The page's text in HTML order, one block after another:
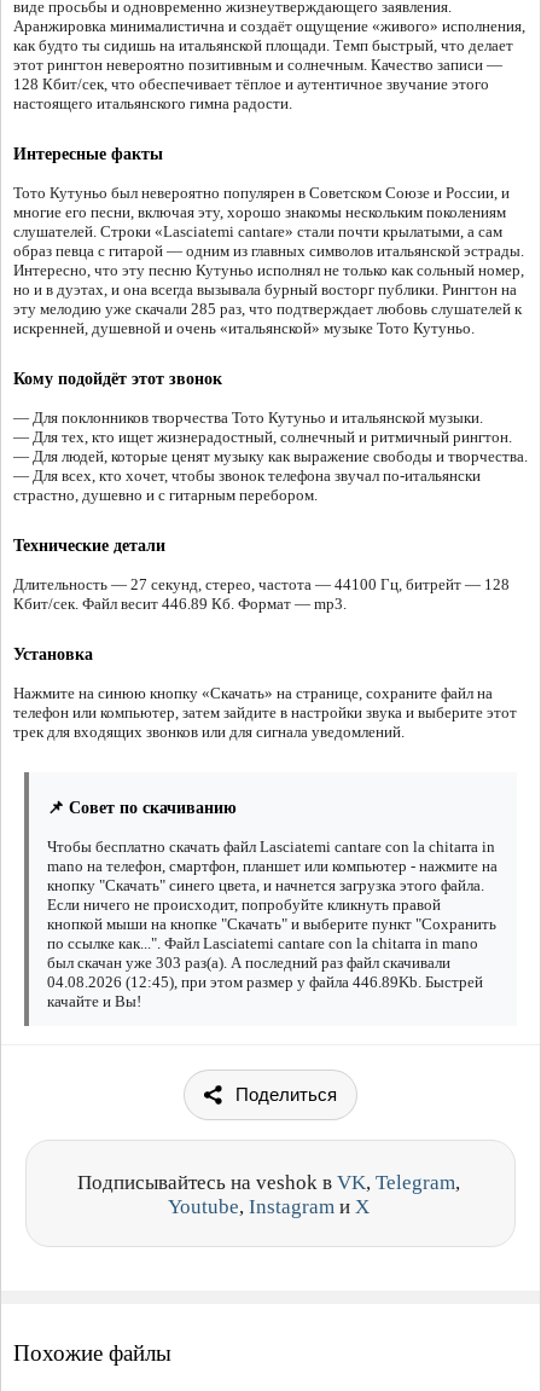
виде просьбы и одновременно жизнеутверждающего заявления.
Аранжировка минималистична и создаёт ощущение «живого» исполнения,
как будто ты сидишь на итальянской площади. Темп быстрый, что делает
этот рингтон невероятно позитивным и солнечным. Качество записи —
128 Кбит/сек, что обеспечивает тёплое и аутентичное звучание этого
настоящего итальянского гимна радости.
Интересные факты
Тото Кутуньо был невероятно популярен в Советском Союзе и России, и
многие его песни, включая эту, хорошо знакомы нескольким поколениям
слушателей. Строки «Lasciatemi cantare» стали почти крылатыми, а сам
образ певца с гитарой — одним из главных символов итальянской эстрады.
Интересно, что эту песню Кутуньо исполнял не только как сольный номер,
но и в дуэтах, и она всегда вызывала бурный восторг публики. Рингтон на
эту мелодию уже скачали 285 раз, что подтверждает любовь слушателей к
искренней, душевной и очень «итальянской» музыке Тото Кутуньо.
Кому подойдёт этот звонок
— Для поклонников творчества Тото Кутуньо и итальянской музыки.
— Для тех, кто ищет жизнерадостный, солнечный и ритмичный рингтон.
— Для людей, которые ценят музыку как выражение свободы и творчества.
— Для всех, кто хочет, чтобы звонок телефона звучал по-итальянски
страстно, душевно и с гитарным перебором.
Технические детали
Длительность — 27 секунд, стерео, частота — 44100 Гц, битрейт — 128
Кбит/сек. Файл весит 446.89 Кб. Формат — mp3.
Установка
Нажмите на синюю кнопку «Скачать» на странице, сохраните файл на
телефон или компьютер, затем зайдите в настройки звука и выберите этот
трек для входящих звонков или для сигнала уведомлений.
📌 Совет по скачиванию
Чтобы бесплатно скачать файл Lasciatemi cantare con la chitarra in
mano на телефон, смартфон, планшет или компьютер - нажмите на
кнопку "Скачать" синего цвета, и начнется загрузка этого файла.
Если ничего не происходит, попробуйте кликнуть правой
кнопкой мыши на кнопке "Скачать" и выберите пункт "Сохранить
по ссылке как...". Файл Lasciatemi cantare con la chitarra in mano
был скачан уже 303 раз(а). А последний раз файл скачивали
04.08.2026 (12:45), при этом размер у файла 446.89Kb. Быстрей
качайте и Вы!
Поделиться
Подписывайтесь на veshok в VK, Telegram,
Youtube, Instagram и X
Похожие файлы